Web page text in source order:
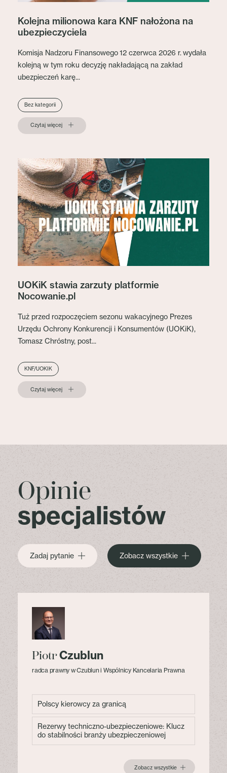
Kolejna milionowa kara KNF nałożona na
ubezpieczyciela
Komisja Nadzoru Finansowego 12 czerwca 2026 r. wydała
kolejną w tym roku decyzję nakładającą na zakład
ubezpieczeń karę...
Bez kategorii
Czytaj więcej
UOKiK stawia zarzuty platformie
Nocowanie.pl
Tuż przed rozpoczęciem sezonu wakacyjnego Prezes
Urzędu Ochrony Konkurencji i Konsumentów (UOKiK),
Tomasz Chróstny, post...
KNF/UOKIK
Czytaj więcej
Opinie
specjalistów
Zadaj pytanie Zobacz wszystkie
PiotrCzublun
radca prawny w Czublun i Wspólnicy Kancelaria Prawna
Polscy kierowcy za granicą
Rezerwy techniczno-ubezpieczeniowe: Klucz
do stabilności branży ubezpieczeniowej
Zobacz wszystkie